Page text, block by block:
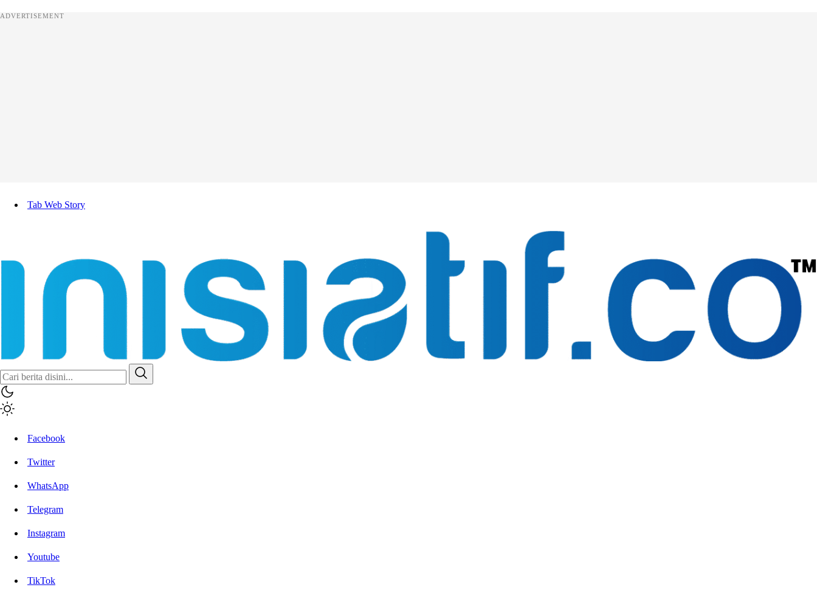
ADVERTISEMENT
Tab Web Story
Inisiatif.co
Stay Connected Stay Informed
Facebook
Twitter
WhatsApp
Telegram
Instagram
Youtube
TikTok